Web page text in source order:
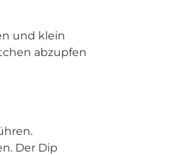
und klein
abzupfen
Der Dip